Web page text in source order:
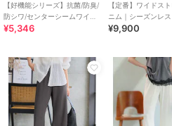
【好機能シリーズ】抗菌/防臭/
防シワ/センターシームワイド
パンツ｜美脚×高機能/セット
¥5,346
【定番】ワイドス
ニム｜シーズンレス
脚/脚長/ハイウエス
¥9,900